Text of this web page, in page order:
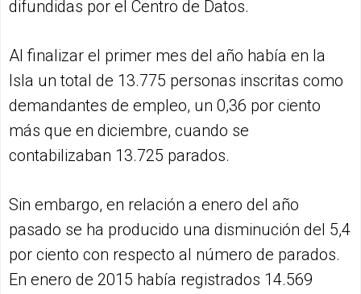
difundidas por el Centro de Datos.
Al finalizar el primer mes del año había en la
Isla un total de 13.775 personas inscritas como
demandantes de empleo, un 0,36 por ciento
más que en diciembre, cuando se
contabilizaban 13.725 parados.
Sin embargo, en relación a enero del año
pasado se ha producido una disminución del 5,4
por ciento con respecto al número de parados.
En enero de 2015 había registrados 14.569